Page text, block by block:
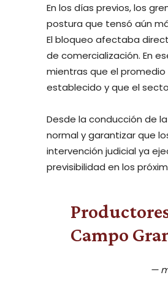
En los días previos, los
postura que tensó aún
El bloqueo afectaba
de comercialización. En
mientras que el
establecido y que el
Desde la conducción de
normal y garantizar que
intervención judicial ya
previsibilidad en los
Campo
—